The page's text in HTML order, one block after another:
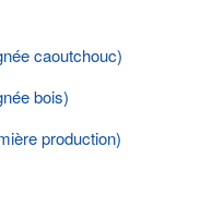
caoutchouc)
bois)
production)